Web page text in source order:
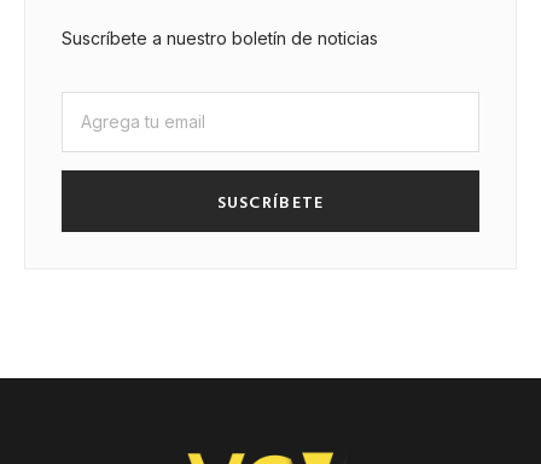
Suscríbete a nuestro boletín de noticias
SUSCRÍBETE